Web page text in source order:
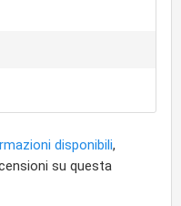
disponibili,
su questa